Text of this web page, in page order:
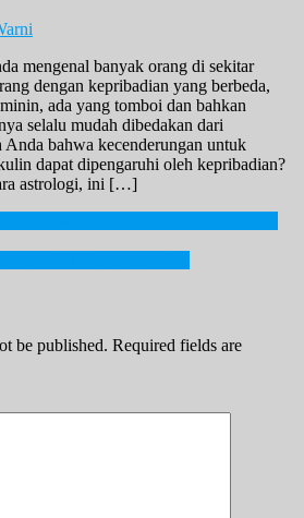
mengenal banyak orang di sekitar
dengan kepribadian yang berbeda,
ada yang tomboi dan bahkan
selalu mudah dibedakan dari
bahwa kecenderungan untuk
dapat dipengaruhi oleh kepribadian?
astrologi, ini […]
be published. Required fields are